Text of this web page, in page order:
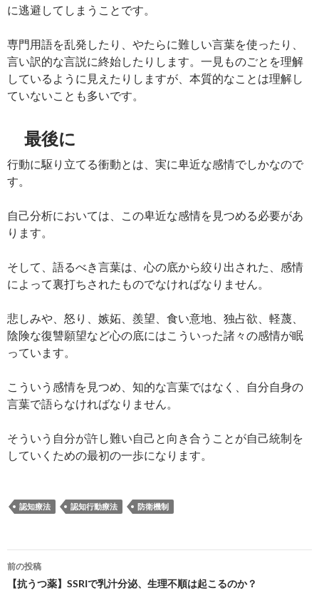
に逃避してしまうことです。
専門用語を乱発したり、やたらに難しい言葉を使ったり、
言い訳的な言説に終始したりします。一見ものごとを理解
しているように見えたりしますが、本質的なことは理解し
ていないことも多いです。
最後に
行動に駆り立てる衝動とは、実に卑近な感情でしかなので
す。
自己分析においては、この卑近な感情を見つめる必要があ
ります。
そして、語るべき言葉は、心の底から絞り出された、感情
によって裏打ちされたものでなければなりません。
悲しみや、怒り、嫉妬、羨望、食い意地、独占欲、軽蔑、
陰険な復讐願望など心の底にはこういった諸々の感情が眠
っています。
こういう感情を見つめ、知的な言葉ではなく、自分自身の
言葉で語らなければなりません。
そういう自分が許し難い自己と向き合うことが自己統制を
していくための最初の一歩になります。
認知療法 認知行動療法 防衛機制
投
稿
前の投稿
【抗うつ薬】SSRIで乳汁分泌、生理不順は起こるのか？